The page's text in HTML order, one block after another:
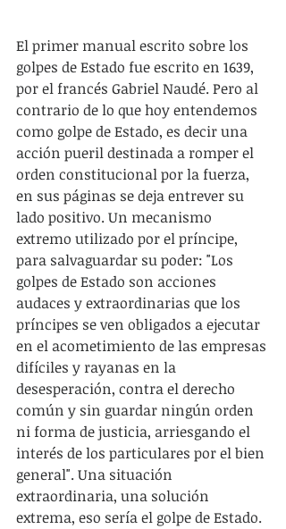
El primer manual escrito sobre los
golpes de Estado fue escrito en 1639,
por el francés Gabriel Naudé. Pero al
contrario de lo que hoy entendemos
como golpe de Estado, es decir una
acción pueril destinada a romper el
orden constitucional por la fuerza,
en sus páginas se deja entrever su
lado positivo. Un mecanismo
extremo utilizado por el príncipe,
para salvaguardar su poder: "Los
golpes de Estado son acciones
audaces y extraordinarias que los
príncipes se ven obligados a ejecutar
en el acometimiento de las empresas
difíciles y rayanas en la
desesperación, contra el derecho
común y sin guardar ningún orden
ni forma de justicia, arriesgando el
interés de los particulares por el bien
general". Una situación
extraordinaria, una solución
extrema, eso sería el golpe de Estado.